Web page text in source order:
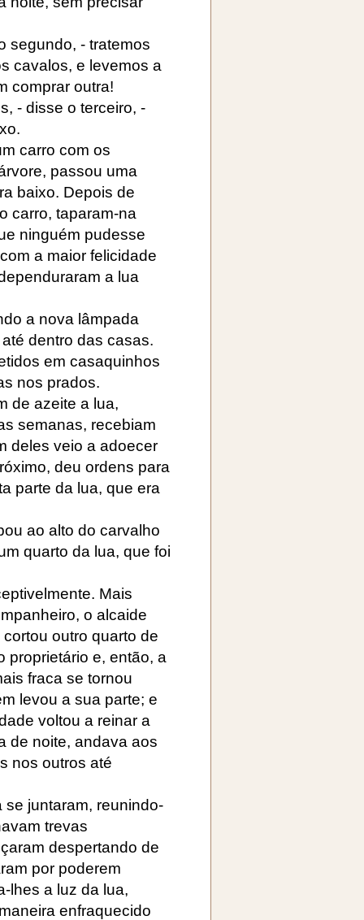
segundo, - tratemos
cavalos, e levemos a
comprar outra!
- disse o terceiro, -
carro com os
passou uma
baixo. Depois de
carro, taparam-na
ninguém pudesse
a maior felicidade
a lua
a nova lâmpada
dentro das casas.
em casaquinhos
nos prados.
de azeite a lua,
semanas, recebiam
deles veio a adoecer
deu ordens para
parte da lua, que era
ao alto do carvalho
quarto da lua, que foi
Mais
o alcaide
outro quarto de
proprietário e, então, a
fraca se tornou
levou a sua parte; e
voltou a reinar a
de noite, andava aos
nos outros até
juntaram, reunindo-
trevas
despertando de
por poderem
lhes a luz da lua,
enfraquecido